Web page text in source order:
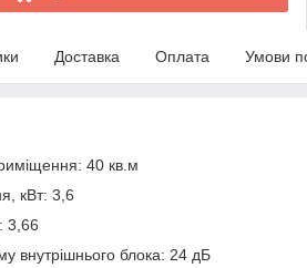
Доставка Оплата Умови
40 кв.м
кВт: 3,6
3,66
внутрішнього блока: 24 дБ